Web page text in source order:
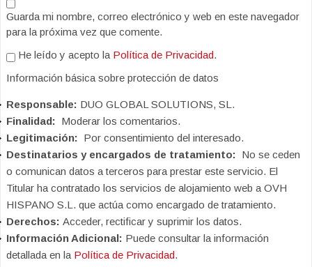
Guarda mi nombre, correo electrónico y web en este navegador
para la próxima vez que comente.
He leído y acepto la Política de Privacidad.
Información básica sobre protección de datos
Responsable: DUO GLOBAL SOLUTIONS, SL.
Finalidad: Moderar los comentarios.
Legitimación: Por consentimiento del interesado.
Destinatarios y encargados de tratamiento: No se ceden
o comunican datos a terceros para prestar este servicio. El
Titular ha contratado los servicios de alojamiento web a OVH
HISPANO S.L. que actúa como encargado de tratamiento.
Derechos: Acceder, rectificar y suprimir los datos.
Información Adicional: Puede consultar la información
detallada en la Política de Privacidad.